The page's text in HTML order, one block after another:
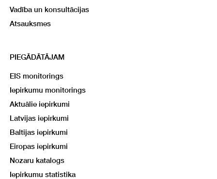
Vadība un konsultācijas
Atsauksmes
PIEGĀDĀTĀJAM
EIS monitorings
Iepirkumu monitorings
Aktuālie iepirkumi
Latvijas iepirkumi
Baltijas iepirkumi
Eiropas iepirkumi
Nozaru katalogs
Iepirkumu statistika